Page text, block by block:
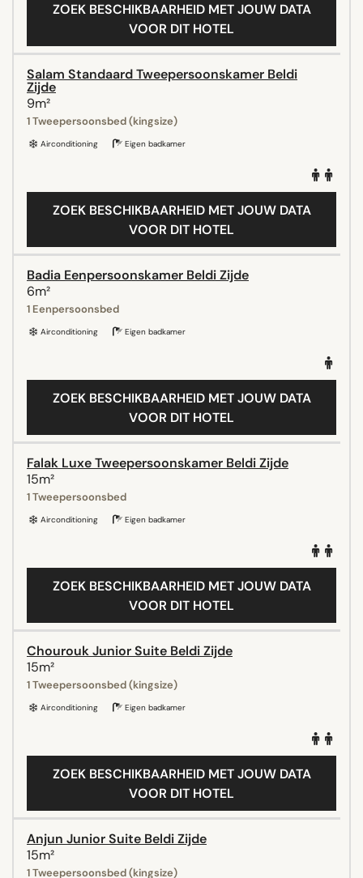
ZOEK BESCHIKBAARHEID MET JOUW DATA
VOOR DIT HOTEL
Salam Standaard Tweepersoonskamer Beldi
Zijde
9m²
1 Tweepersoonsbed (kingsize)
Airconditioning Eigen badkamer
ZOEK BESCHIKBAARHEID MET JOUW DATA
VOOR DIT HOTEL
Badia Eenpersoonskamer Beldi Zijde
6m²
1 Eenpersoonsbed
Airconditioning Eigen badkamer
ZOEK BESCHIKBAARHEID MET JOUW DATA
VOOR DIT HOTEL
Falak Luxe Tweepersoonskamer Beldi Zijde
15m²
1 Tweepersoonsbed
Airconditioning Eigen badkamer
ZOEK BESCHIKBAARHEID MET JOUW DATA
VOOR DIT HOTEL
Chourouk Junior Suite Beldi Zijde
15m²
1 Tweepersoonsbed (kingsize)
Airconditioning Eigen badkamer
ZOEK BESCHIKBAARHEID MET JOUW DATA
VOOR DIT HOTEL
Anjun Junior Suite Beldi Zijde
15m²
1 Tweepersoonsbed (kingsize)